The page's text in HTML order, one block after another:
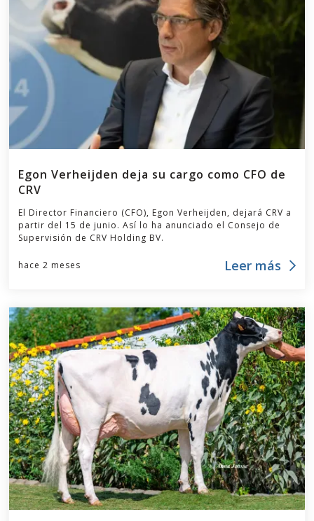
Egon Verheijden deja su cargo como CFO de
CRV
El Director Financiero (CFO), Egon Verheijden, dejará CRV a
partir del 15 de junio. Así lo ha anunciado el Consejo de
Supervisión de CRV Holding BV.
hace 2 meses Leer más